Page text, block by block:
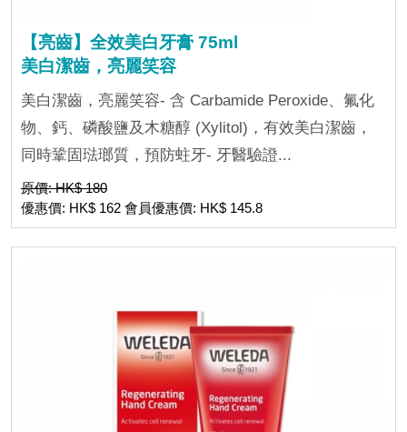
【亮齒】全效美白牙膏 75ml
美白潔齒，亮麗笑容
美白潔齒，亮麗笑容- 含 Carbamide Peroxide、氟化
物、鈣、磷酸鹽及木糖醇 (Xylitol)，有效美白潔齒，
同時鞏固琺瑯質，預防蛀牙- 牙醫驗證...
原價: HK$ 180
優惠價: HK$ 162 會員優惠價: HK$ 145.8